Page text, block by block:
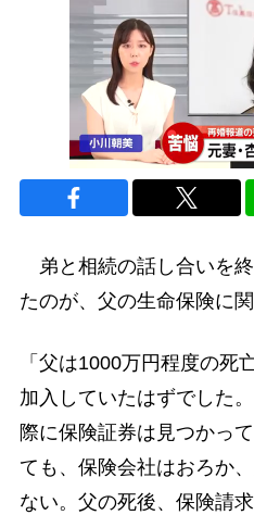
弟と相続の話し合いを
たのが、父の生命保険に関
「父は1000万円程度の死
加入していたはずでした
際に保険証券は見つかっ
ても、保険会社はおろか
ない。父の死後、保険請